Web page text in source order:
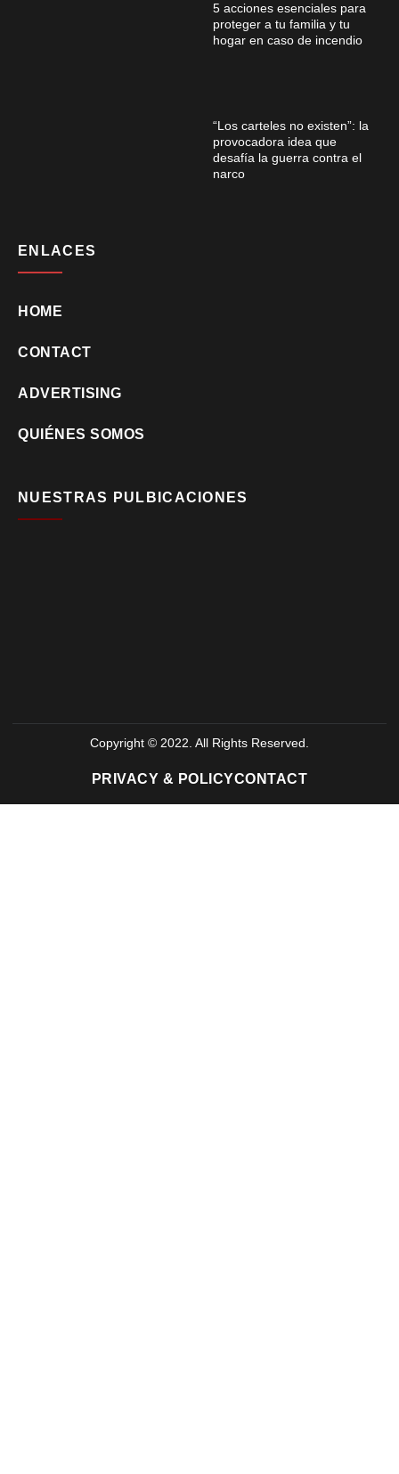
5 acciones esenciales para
proteger a tu familia y tu
hogar en caso de incendio
“Los carteles no existen”: la
provocadora idea que
desafía la guerra contra el
narco
ENLACES
HOME
CONTACT
ADVERTISING
QUIÉNES SOMOS
NUESTRAS PULBICACIONES
Copyright © 2022. All Rights Reserved.
PRIVACY & POLICYCONTACT